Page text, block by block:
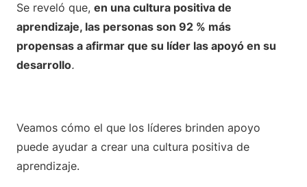
Se reveló que, en una cultura positiva de
aprendizaje, las personas son 92 % más
propensas a afirmar que su líder las apoyó en su
desarrollo.
Veamos cómo el que los líderes brinden apoyo
puede ayudar a crear una cultura positiva de
aprendizaje.